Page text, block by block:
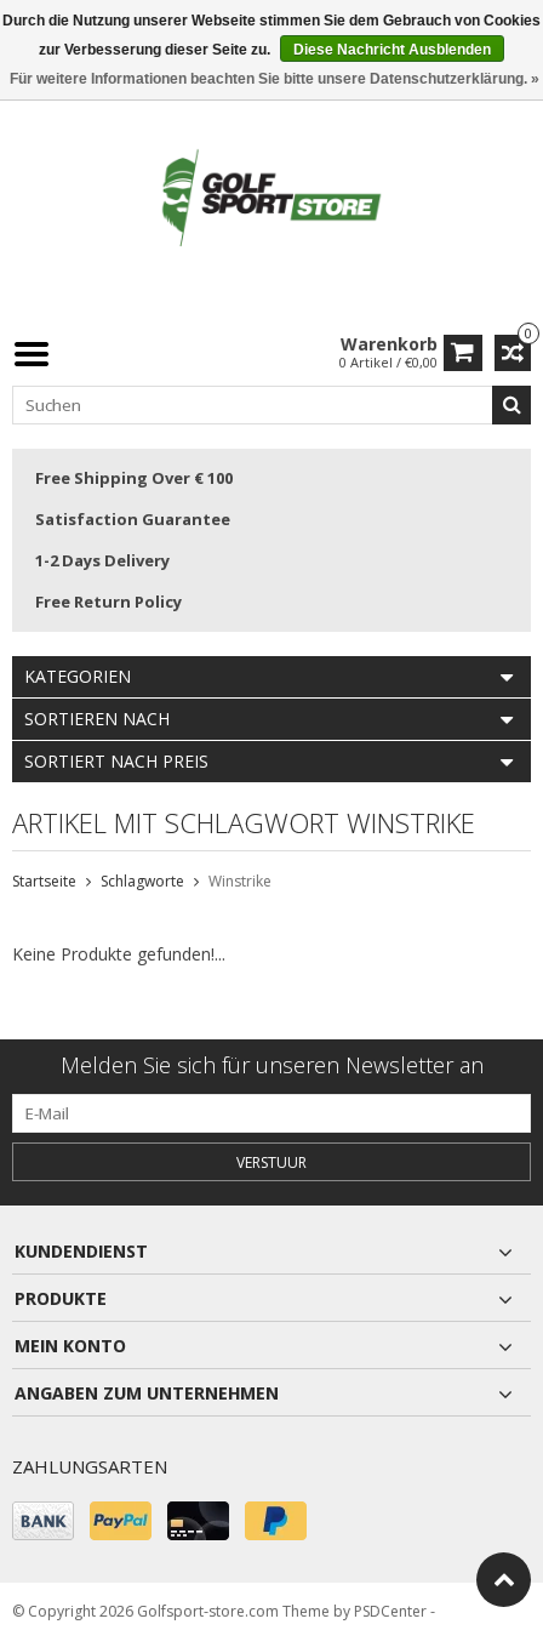
0
Warenkorb
0 Artikel / €0,00
Free Shipping Over € 100
Satisfaction Guarantee
1-2 Days Delivery
Free Return Policy
KATEGORIEN
SORTIEREN NACH
SORTIERT NACH PREIS
ARTIKEL MIT SCHLAGWORT WINSTRIKE
Startseite Schlagworte Winstrike
Keine Produkte gefunden!...
Melden Sie sich für unseren Newsletter an
VERSTUUR
KUNDENDIENST
PRODUKTE
MEIN KONTO
ANGABEN ZUM UNTERNEHMEN
ZAHLUNGSARTEN
© Copyright 2026 Golfsport-store.com Theme by PSDCenter-
Durch die Nutzung unserer Webseite stimmen Sie dem Gebrauch von Cookies
zur Verbesserung dieser Seite zu.
Diese Nachricht Ausblenden
Für weitere Informationen beachten Sie bitte unsere Datenschutzerklärung. »